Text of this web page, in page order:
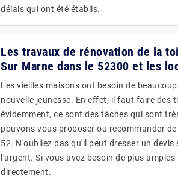
délais qui ont été établis.
Les travaux de rénovation de la
Sur Marne dans le 52300 et les
Les vieilles maisons ont besoin de
nouvelle jeunesse. En effet, il faut faire des
évidemment, ce sont des tâches qui sont
pouvons vous proposer ou recommander
52. N'oubliez pas qu'il peut dresser un
l'argent. Si vous avez besoin de plus
directement.